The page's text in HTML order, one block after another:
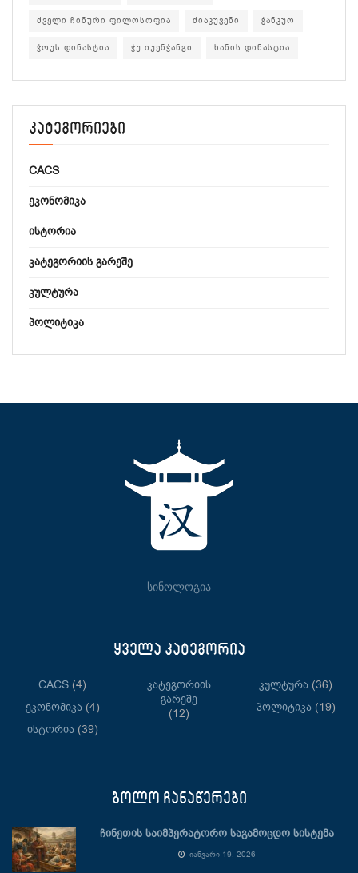
ძველი ჩინური ფილოსოფია ძიაკუვენი ჭანკუო
ჭოუს დინასტია ჭუ იუენჭანგი ხანის დინასტია
კატეგორიები
CACS
ᲔᲙᲝᲜᲝᲛᲘᲙᲐ
ᲘᲡᲢᲝᲠᲘᲐ
ᲙᲐᲢᲔᲒᲝᲠᲘᲘᲡ ᲒᲐᲠᲔᲨᲔ
ᲙᲣᲚᲢᲣᲠᲐ
ᲞᲝᲚᲘᲢᲘᲙᲐ
სინოლოგია
ყველა კატეგორია
CACS (4)
Ეკონომიკა(4)
Ისტორია(39)
Კატეგორიის
Გარეშე
(12)
Კულტურა (36)
Პოლიტიკა(19)
ბოლო ჩანაწერები
ჩინეთის საიმპერატორო საგამოცდო სისტემა
ᲘᲐᲜᲕᲐᲠᲘ 19, 2026